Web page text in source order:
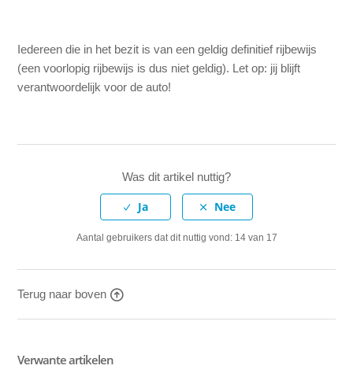
Wanneer moet ik mijn jaarlijkse kilometerstand doorgeven?
Waar ga ik heen voor reparatie en onderhoud?
Mag ik de auto meenemen naar het buitenland?
Waarom kunnen fabrieksopgaven in de praktijk afwijken?
Iedereen die in het bezit is van een geldig definitief rijbewijs
(een voorlopig rijbewijs is dus niet geldig). Let op: jij blijft
verantwoordelijk voor de auto!
Was dit artikel nuttig?
Aantal gebruikers dat dit nuttig vond: 14 van 17
Terug naar boven
Verwante artikelen